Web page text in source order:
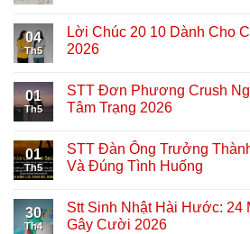
04
Th5
Lời Chúc 20 10 Dành Cho
2026
01
Th5
STT Đơn Phương Crush
Tâm Trạng 2026
01
Th5
STT Đàn Ông Trưởng
Và Đúng Tình Huống
30
Th4
Stt Sinh Nhật Hài Hước: 24
Gây Cười 2026